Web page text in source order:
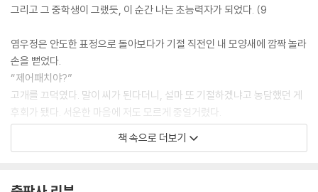
그리고 그 중학생이 그랬듯, 이 순간 나는 초능력자가 되었다. (9
염우정은 안도한 표정으로 돌아보다가 기절 직전인 내 모양새에 깜짝 놀라
손을 뻗었다.
“제어패치야?”
고개를 끄덕였다. 말이 씨가 된다더니, 설마 또 기절하겠냐고 농담했던 게
후회가 됐다. 서운한 마음에 저도 모르게 중얼거렸다.
“이것도 잊어버리겠지? 아깝다.”
기억을 잃어버리는 부작용이 오늘따라 더 원망스러웠다. 이번에는 진짜 기
책 속으로 더보기